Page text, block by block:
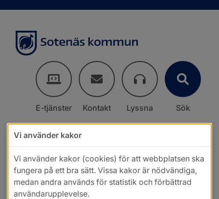
E-tjänster Kontakt Lyssna Sök
Vi använder kakor
Vi använder kakor (cookies) för att webbplatsen ska
fungera på ett bra sätt. Vissa kakor är nödvändiga,
medan andra används för statistik och förbättrad
användarupplevelse.